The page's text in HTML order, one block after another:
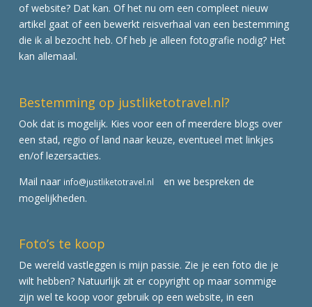
of website? Dat kan. Of het nu om een compleet nieuw
artikel gaat of een bewerkt reisverhaal van een bestemming
die ik al bezocht heb. Of heb je alleen fotografie nodig? Het
kan allemaal.
Bestemming op justliketotravel.nl?
Ook dat is mogelijk. Kies voor een of meerdere blogs over
een stad, regio of land naar keuze, eventueel met linkjes
en/of lezersacties.
Mail naar info@justliketotravel.nl
en we bespreken de
mogelijkheden.
Foto’s te koop
De wereld vastleggen is mijn passie. Zie je een foto die je
wilt hebben? Natuurlijk zit er copyright op maar sommige
zijn wel te koop voor gebruik op een website, in een